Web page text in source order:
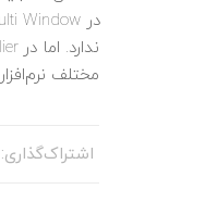
مختلف
اشتراک‌گذاری: